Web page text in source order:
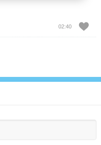
02:40